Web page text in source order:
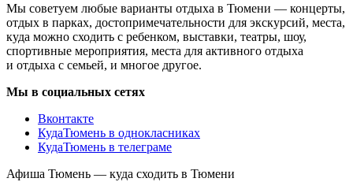
Мы советуем любые варианты отдыха в Тюмени — концерты,
отдых в парках, достопримечательности для экскурсий, места,
куда можно сходить с ребенком, выставки, театры, шоу,
спортивные мероприятия, места для активного отдыха
и отдыха с семьей, и многое другое.
Мы в социальных сетях
Вконтакте
КудаТюмень в однокласниках
КудаТюмень в телеграме
Афиша Тюмень — куда сходить в Тюмени